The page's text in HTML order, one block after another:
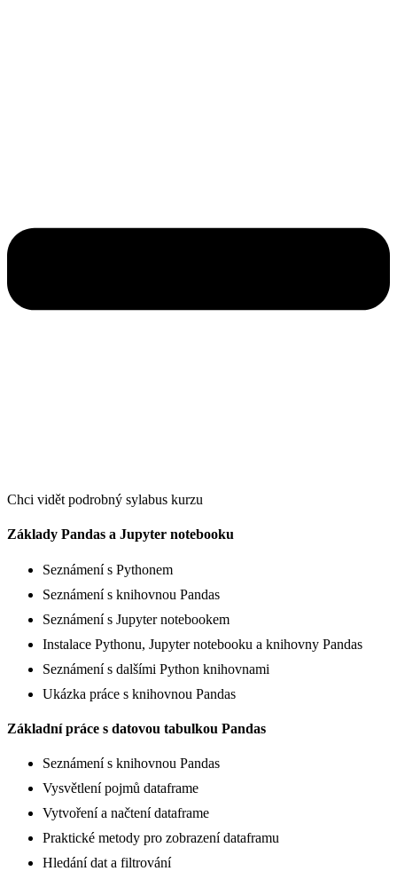
Chci vidět podrobný sylabus kurzu
Základy Pandas a Jupyter notebooku
Seznámení s Pythonem
Seznámení s knihovnou Pandas
Seznámení s Jupyter notebookem
Instalace Pythonu, Jupyter notebooku a knihovny Pandas
Seznámení s dalšími Python knihovnami
Ukázka práce s knihovnou Pandas
Základní práce s datovou tabulkou Pandas
Seznámení s knihovnou Pandas
Vysvětlení pojmů dataframe
Vytvoření a načtení dataframe
Praktické metody pro zobrazení dataframu
Hledání dat a filtrování